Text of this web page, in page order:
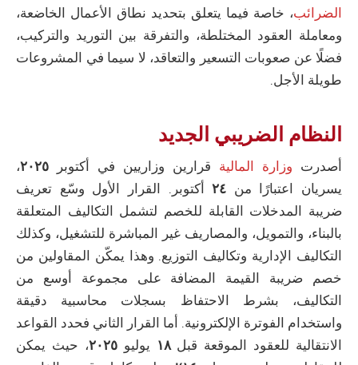
الضرائب، خاصة فيما يتعلق بتحديد نطاق الأعمال الخاضعة،
ومعاملة العقود المختلطة، والتفرقة بين التوريد والتركيب،
فضلًا عن صعوبات التسعير والتعاقد، لا سيما في المشروعات
طويلة الأجل.
النظام الضريبي الجديد
أصدرت وزارة المالية قرارين وزاريين في أكتوبر ٢٠٢٥،
يسريان اعتبارًا من ٢٤أكتوبر. القرار الأول وسّع تعريف
ضريبة المدخلات القابلة للخصم لتشمل التكاليف المتعلقة
بالبناء، والتمويل، والمصاريف غير المباشرة للتشغيل، وكذلك
التكاليف الإدارية وتكاليف التوزيع. وهذا يمكّن المقاولين من
خصم ضريبة القيمة المضافة على مجموعة أوسع من
التكاليف، بشرط الاحتفاظ بسجلات محاسبية دقيقة
واستخدام الفوترة الإلكترونية. أما القرار الثاني فحدد القواعد
الانتقالية للعقود الموقعة قبل١٨ يوليو٢٠٢٥، حيث يمكن